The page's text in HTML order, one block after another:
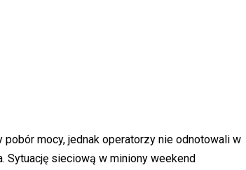
mocy, jednak operatorzy nie odnotowali w
Sytuację sieciową w miniony weekend